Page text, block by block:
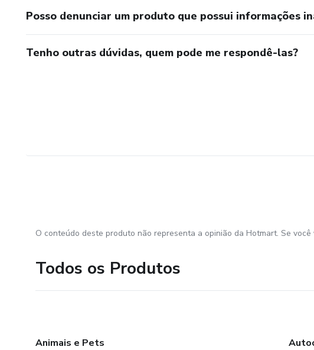
Posso denunciar um produto que possui informações
Tenho outras dúvidas, quem pode me respondê-las?
O conteúdo deste produto não representa a opinião da Hotmart. Se
Todos os Produtos
Animais e Pets